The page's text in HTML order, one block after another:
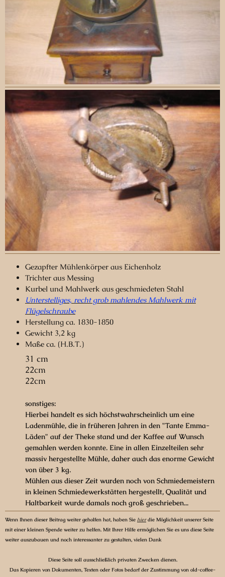
Gezapfter Mühlenkörper aus Eichenholz
Trichter aus Messing
Kurbel und Mahlwerk aus geschmiedeten Stahl
Unterstelliges, recht grob mahlendes Mahlwerk mit
Flügelschraube
Herstellung ca. 1830-1850
Gewicht 3,2 kg
Maße ca. (H.B.T.)
31 cm
22cm
22cm
sonstiges:
Hierbei handelt es sich höchstwahrscheinlich um eine
Ladenmühle, die in früheren Jahren in den "Tante Emma-
Läden" auf der Theke stand und der Kaffee auf Wunsch
gemahlen werden konnte. Eine in allen Einzelteilen sehr
massiv hergestellte Mühle, daher auch das enorme Gewicht
von über 3 kg.
Mühlen aus dieser Zeit wurden noch von Schmiedemeistern
in kleinen Schmiedewerkstätten hergestellt, Qualität und
Haltbarkeit wurde damals noch groß geschrieben...
Wenn Ihnen dieser Beitrag weiter geholfen hat, haben Sie hierdie Möglichkeit unserer Seite
mit einer kleinen Spende weiter zu helfen. Mit Ihrer Hilfe ermöglichen Sie es uns diese Seite
weiter auszubauen und noch interessanter zu gestalten, vielen Dank
Diese Seite soll ausschließlich privaten Zwecken dienen.
Das Kopieren von Dokumenten, Texten oder Fotos bedarf der Zustimmung von old-coffee-